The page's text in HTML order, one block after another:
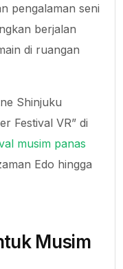
pengalaman seni
berjalan
di ruangan
Shinjuku
Festival VR” di
musim panas
Edo hingga
Musim